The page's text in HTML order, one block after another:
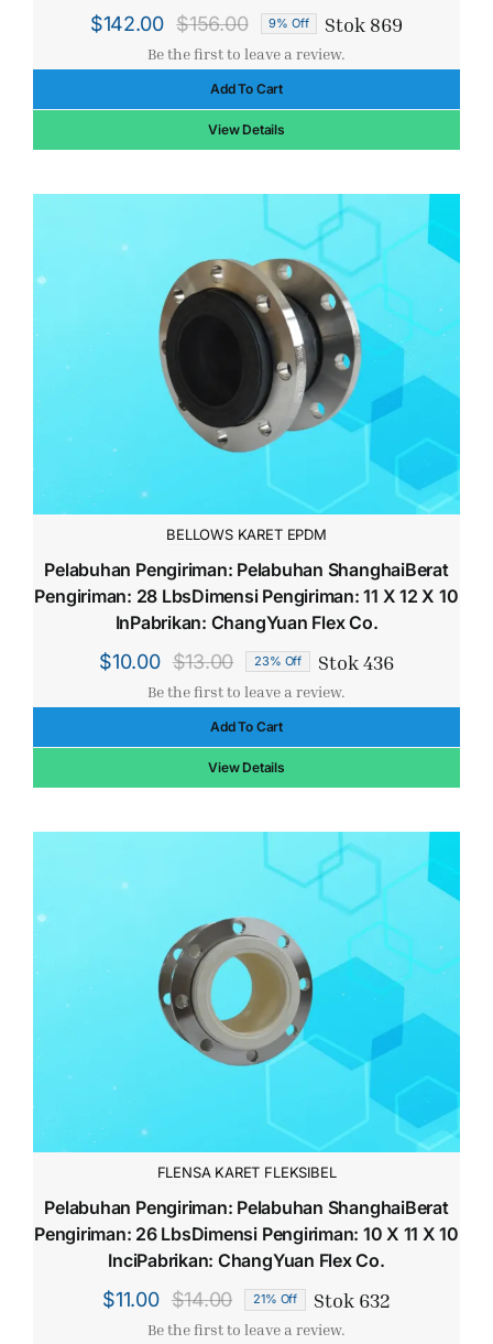
$156.00
Harga
aslinya
adalah:
$156.00.
$142.00
Harga
saat
ini
adalah:
$142.00.
9% Off Stok 869
Be the first to leave a review.
Add To Cart
View Details
BELLOWS KARET EPDM
Pelabuhan Pengiriman: Pelabuhan ShanghaiBerat
Pengiriman: 28 LbsDimensi Pengiriman: 11 X 12 X 10
InPabrikan: ChangYuan Flex Co.
$13.00
Harga
aslinya
adalah:
$13.00.
$10.00
Harga
saat
ini
adalah:
$10.00.
23% Off Stok 436
Be the first to leave a review.
Add To Cart
View Details
FLENSA KARET FLEKSIBEL
Pelabuhan Pengiriman: Pelabuhan ShanghaiBerat
Pengiriman: 26 LbsDimensi Pengiriman: 10 X 11 X 10
InciPabrikan: ChangYuan Flex Co.
$14.00
Harga
$11.00
Harga
21% Off Stok 632
Be the first to leave a review.